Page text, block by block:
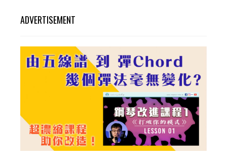
ADVERTISEMENT